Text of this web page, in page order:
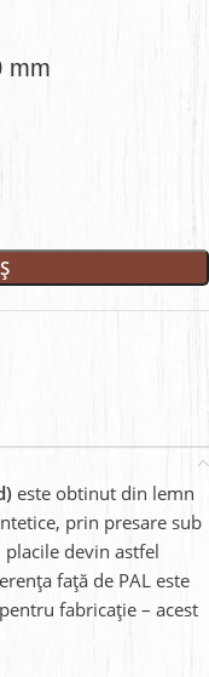
mm
este obtinut din lemn
prin presare sub
devin astfel
față de PAL este
fabricație– acest